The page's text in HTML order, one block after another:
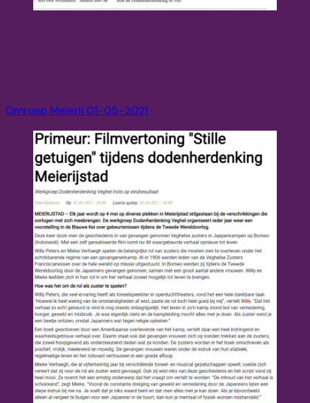
Omroep Meierij 01-05-2021